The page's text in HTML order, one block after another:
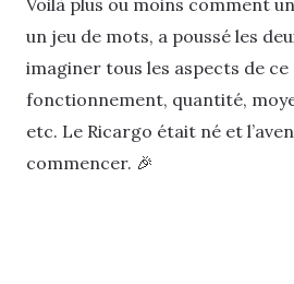
Voilà plus ou moins comment
un jeu de mots, a poussé les
imaginer tous les aspects de
fonctionnement, quantité,
etc. Le Ricargo était né et
commencer. 🎉